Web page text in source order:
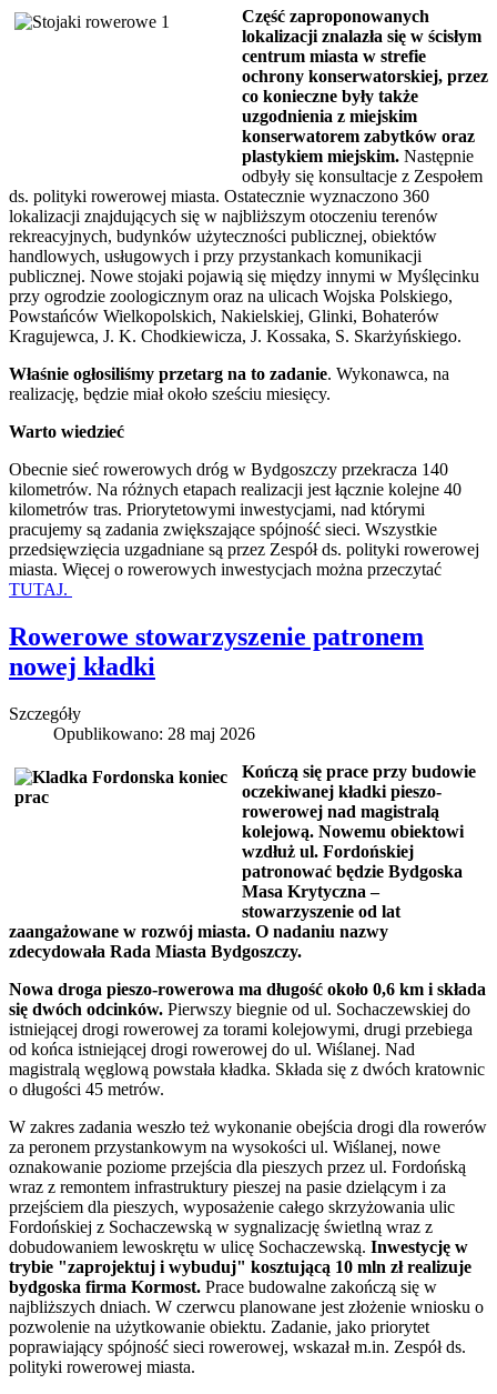
Część zaproponowanych
lokalizacji znalazła się w ścisłym
centrum miasta w strefie
ochrony konserwatorskiej, przez
co konieczne były także
uzgodnienia z miejskim
konserwatorem zabytków oraz
plastykiem miejskim. Następnie
odbyły się konsultacje z Zespołem
ds. polityki rowerowej miasta. Ostatecznie wyznaczono 360
lokalizacji znajdujących się w najbliższym otoczeniu terenów
rekreacyjnych, budynków użyteczności publicznej, obiektów
handlowych, usługowych i przy przystankach komunikacji
publicznej. Nowe stojaki pojawią się między innymi w Myślęcinku
przy ogrodzie zoologicznym oraz na ulicach Wojska Polskiego,
Powstańców Wielkopolskich, Nakielskiej, Glinki, Bohaterów
Kragujewca, J. K. Chodkiewicza, J. Kossaka, S. Skarżyńskiego.
Właśnie ogłosiliśmy przetarg na to zadanie. Wykonawca, na
realizację, będzie miał około sześciu miesięcy.
Warto wiedzieć
Obecnie sieć rowerowych dróg w Bydgoszczy przekracza 140
kilometrów. Na różnych etapach realizacji jest łącznie kolejne 40
kilometrów tras. Priorytetowymi inwestycjami, nad którymi
pracujemy są zadania zwiększające spójność sieci. Wszystkie
przedsięwzięcia uzgadniane są przez Zespół ds. polityki rowerowej
miasta. Więcej o rowerowych inwestycjach można przeczytać
TUTAJ.
Rowerowe stowarzyszenie patronem
nowej kładki
Szczegóły
Opublikowano: 28 maj 2026
Kończą się prace przy budowie
oczekiwanej kładki pieszo-
rowerowej nad magistralą
kolejową. Nowemu obiektowi
wzdłuż ul. Fordońskiej
patronować będzie Bydgoska
Masa Krytyczna –
stowarzyszenie od lat
zaangażowane w rozwój miasta. O nadaniu nazwy
zdecydowała Rada Miasta Bydgoszczy.
Nowa droga pieszo-rowerowa ma długość około 0,6 km i składa
się dwóch odcinków. Pierwszy biegnie od ul. Sochaczewskiej do
istniejącej drogi rowerowej za torami kolejowymi, drugi przebiega
od końca istniejącej drogi rowerowej do ul. Wiślanej. Nad
magistralą węglową powstała kładka. Składa się z dwóch kratownic
o długości 45 metrów.
W zakres zadania weszło też wykonanie obejścia drogi dla rowerów
za peronem przystankowym na wysokości ul. Wiślanej, nowe
oznakowanie poziome przejścia dla pieszych przez ul. Fordońską
wraz z remontem infrastruktury pieszej na pasie dzielącym i za
przejściem dla pieszych, wyposażenie całego skrzyżowania ulic
Fordońskiej z Sochaczewską w sygnalizację świetlną wraz z
dobudowaniem lewoskrętu w ulicę Sochaczewską. Inwestycję w
trybie "zaprojektuj i wybuduj" kosztującą 10 mln zł realizuje
bydgoska firma Kormost. Prace budowalne zakończą się w
najbliższych dniach. W czerwcu planowane jest złożenie wniosku o
pozwolenie na użytkowanie obiektu. Zadanie, jako priorytet
poprawiający spójność sieci rowerowej, wskazał m.in. Zespół ds.
polityki rowerowej miasta.